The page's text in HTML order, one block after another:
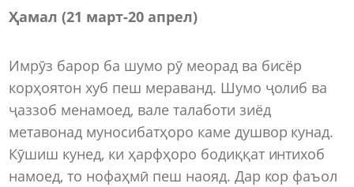
Ҳамал (21 март-20 апрел)
Имрӯз барор ба шумо рӯ меорад ва бисёр
корҳоятон хуб пеш мераванд. Шумо ҷолиб ва
ҷаззоб менамоед, вале талаботи зиёд
метавонад муносибатҳоро каме душвор кунад.
Кӯшиш кунед, ки ҳарфҳоро бодиққат интихоб
намоед, то нофаҳмӣ пеш наояд. Дар кор фаъол